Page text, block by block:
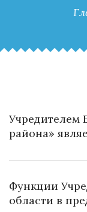
района»
Функции
области в